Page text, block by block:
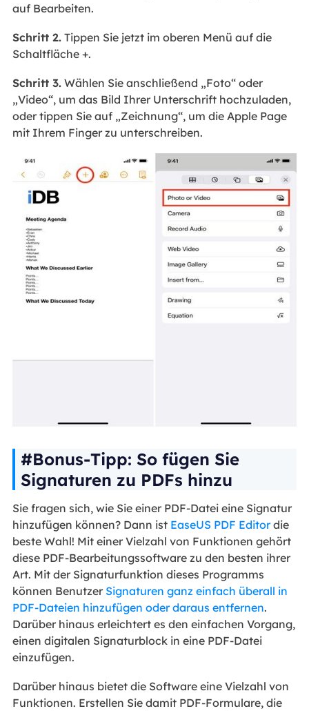
auf Bearbeiten.
Schritt 2.Tippen Sie jetzt im oberen Menü auf die
Schaltfläche +.
Schritt 3.Wählen Sie anschließend „Foto“ oder
„Video“, um das Bild Ihrer Unterschrift hochzuladen,
oder tippen Sie auf „Zeichnung“, um die Apple Page
mit Ihrem Finger zu unterschreiben.
#Bonus-Tipp: So fügen Sie
Signaturen zu PDFs hinzu
Sie fragen sich, wie Sie einer PDF-Datei eine Signatur
hinzufügen können? Dann ist EaseUS PDF Editordie
beste Wahl! Mit einer Vielzahl von Funktionen gehört
diese PDF-Bearbeitungssoftware zu den besten ihrer
Art. Mit der Signaturfunktion dieses Programms
können Benutzer Signaturen ganz einfach überall in
PDF-Dateien hinzufügen oder daraus entfernen.
Darüber hinaus erleichtert es den einfachen Vorgang,
einen digitalen Signaturblock in eine PDF-Datei
einzufügen.
Darüber hinaus bietet die Software eine Vielzahl von
Funktionen. Erstellen Sie damit PDF-Formulare, die